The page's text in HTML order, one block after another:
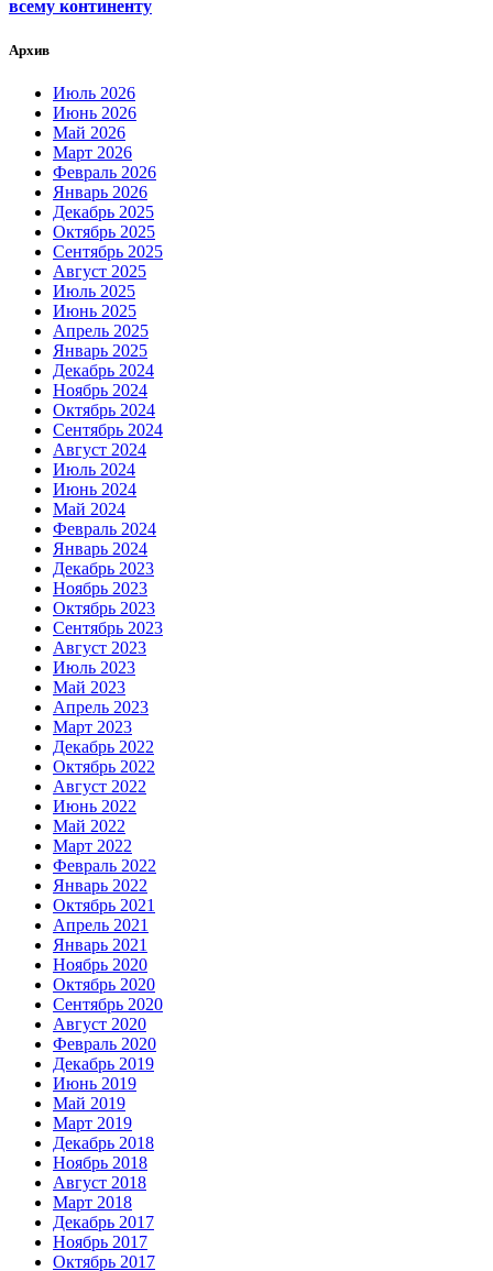
всему континенту
Архив
Июль 2026
Июнь 2026
Май 2026
Март 2026
Февраль 2026
Январь 2026
Декабрь 2025
Октябрь 2025
Сентябрь 2025
Август 2025
Июль 2025
Июнь 2025
Апрель 2025
Январь 2025
Декабрь 2024
Ноябрь 2024
Октябрь 2024
Сентябрь 2024
Август 2024
Июль 2024
Июнь 2024
Май 2024
Февраль 2024
Январь 2024
Декабрь 2023
Ноябрь 2023
Октябрь 2023
Сентябрь 2023
Август 2023
Июль 2023
Май 2023
Апрель 2023
Март 2023
Декабрь 2022
Октябрь 2022
Август 2022
Июнь 2022
Май 2022
Март 2022
Февраль 2022
Январь 2022
Октябрь 2021
Апрель 2021
Январь 2021
Ноябрь 2020
Октябрь 2020
Сентябрь 2020
Август 2020
Февраль 2020
Декабрь 2019
Июнь 2019
Май 2019
Март 2019
Декабрь 2018
Ноябрь 2018
Август 2018
Март 2018
Декабрь 2017
Ноябрь 2017
Октябрь 2017